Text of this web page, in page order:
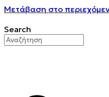
Μετάβαση στο
Search